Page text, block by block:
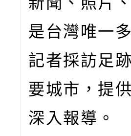
是台灣唯一
記者採訪足
要城市，提
深入報導。